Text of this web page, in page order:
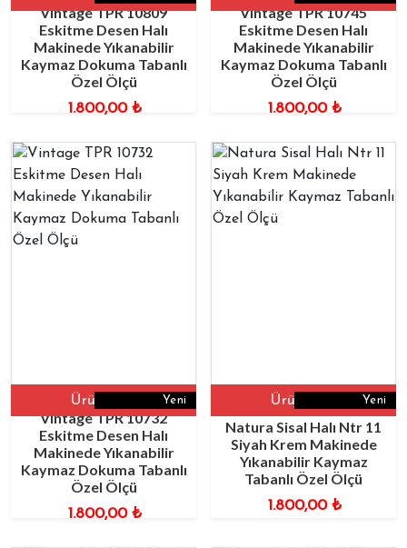
Vintage TPR 10809
Eskitme Desen Halı
Makinede Yıkanabilir
Kaymaz Dokuma Tabanlı
Özel Ölçü
1.800,00 ₺
Vintage TPR 10745
Eskitme Desen Halı
Makinede Yıkanabilir
Kaymaz Dokuma Tabanlı
Özel Ölçü
1.800,00 ₺
Yeni
Ürüne Git
Vintage TPR 10732
Eskitme Desen Halı
Makinede Yıkanabilir
Kaymaz Dokuma Tabanlı
Özel Ölçü
1.800,00 ₺
Yeni
Ürüne Git
Natura Sisal Halı Ntr 11
Siyah Krem Makinede
Yıkanabilir Kaymaz
Tabanlı Özel Ölçü
1.800,00 ₺